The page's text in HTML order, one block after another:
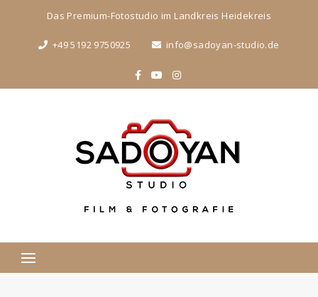
Das Premium-Fotostudio im Landkreis Heidekreis
+49 5192 9750925 info@sadoyan-studio.de
Suchen